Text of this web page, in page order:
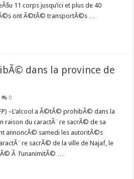
11 corps jusqu’ici et plus de 40
ont Ã©tÃ© transportÃ©s …
dans la province de
0
–L’alcool a Ã©tÃ© prohibÃ© dans la
raison du caractÃ¨re sacrÃ© de sa
annoncÃ© samedi les autoritÃ©s
sacrÃ© de la ville de Najaf, le
Ã l’unanimitÃ© …